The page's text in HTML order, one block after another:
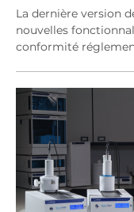
La dernière version
nouvelles
conformité